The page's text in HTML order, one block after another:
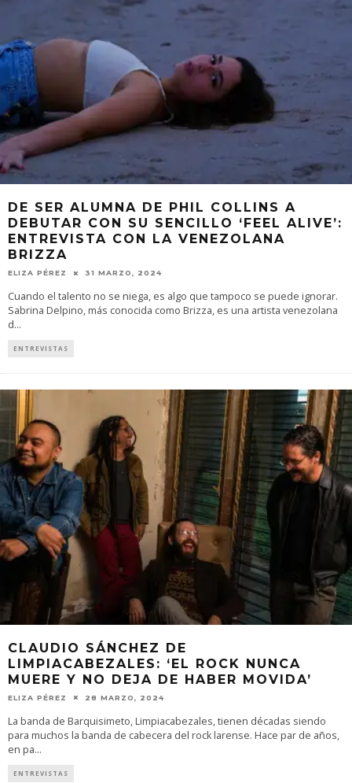
DE SER ALUMNA DE PHIL COLLINS A
DEBUTAR CON SU SENCILLO ‘FEEL ALIVE’:
ENTREVISTA CON LA VENEZOLANA
BRIZZA
ELIZA PÉREZ 31 MARZO, 2024
Cuando el talento no se niega, es algo que tampoco se puede ignorar.
Sabrina Delpino, más conocida como Brizza, es una artista venezolana
d...
ENTREVISTAS
CLAUDIO SÁNCHEZ DE
LIMPIACABEZALES: ‘EL ROCK NUNCA
MUERE Y NO DEJA DE HABER MOVIDA’
ELIZA PÉREZ 28 MARZO, 2024
La banda de Barquisimeto, Limpiacabezales, tienen décadas siendo
para muchos la banda de cabecera del rock larense. Hace par de años,
en pa...
ENTREVISTAS